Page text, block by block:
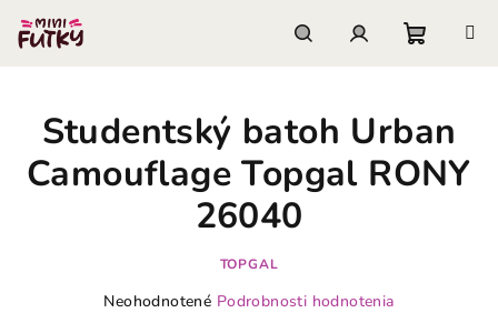
obsah
košík
Studentský batoh Urban
Camouflage Topgal RONY
26040
TOPGAL
Priemerné
Neohodnotené Podrobnosti hodnotenia